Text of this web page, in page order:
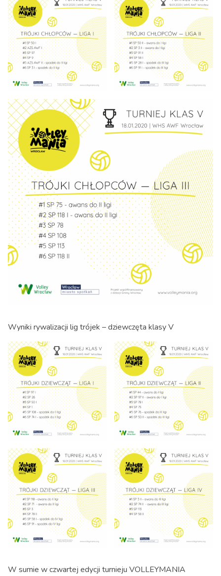
Wyniki rywalizacji lig trójek – dziewczęta klasy V
W sumie w czwartej edycji turnieju VOLLEYMANIA